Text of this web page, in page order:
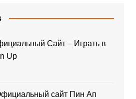
Сайт – Играть в
Up
сайт Пин Ап